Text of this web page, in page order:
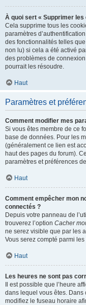
À quoi sert « Supprimer les
Cela supprime tous les
paramètres
des fonctionnalités telles
non lu) si cela a été activé
des problèmes de
pourrait les résoudre.
Haut
Paramètres et
Comment modifier mes
Si vous êtes membre de ce
base de données. Pour les
(généralement ce lien est
haut des pages du forum).
paramètres et préférences
Haut
Comment empêcher mon
connectés ?
Depuis votre panneau de
trouverez l’option Cacher
ne serez visible que par les
Vous serez compté parmi
Haut
Les heures ne sont pas
Il est possible que l’heure
dans lequel vous êtes. Dans
modifiez le fuseau horaire